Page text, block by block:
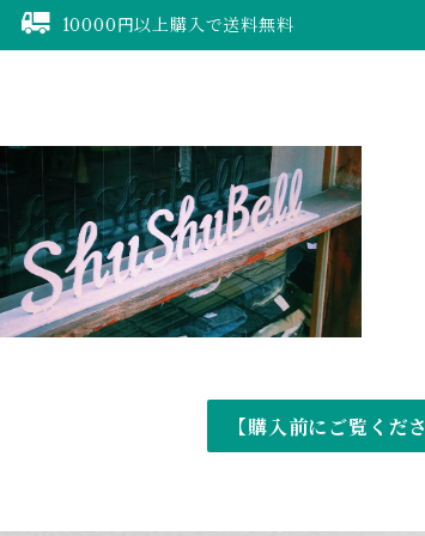
10000円以上購入で送料無料
【購入前にご覧くだ